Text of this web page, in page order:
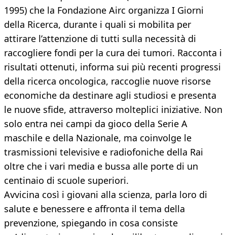
1995) che la Fondazione Airc organizza I Giorni
della Ricerca, durante i quali si mobilita per
attirare l’attenzione di tutti sulla necessità di
raccogliere fondi per la cura dei tumori. Racconta i
risultati ottenuti, informa sui più recenti progressi
della ricerca oncologica, raccoglie nuove risorse
economiche da destinare agli studiosi e presenta
le nuove sfide, attraverso molteplici iniziative. Non
solo entra nei campi da gioco della Serie A
maschile e della Nazionale, ma coinvolge le
trasmissioni televisive e radiofoniche della Rai
oltre che i vari media e bussa alle porte di un
centinaio di scuole superiori.
Avvicina così i giovani alla scienza, parla loro di
salute e benessere e affronta il tema della
prevenzione, spiegando in cosa consiste